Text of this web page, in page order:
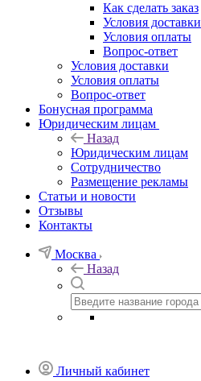
Как сделать заказ
Условия доставки
Условия оплаты
Вопрос-ответ
Условия доставки
Условия оплаты
Вопрос-ответ
Бонусная программа
Юридическим лицам
Назад
Юридическим лицам
Сотрудничество
Размещение рекламы
Статьи и новости
Отзывы
Контакты
Москва
Назад
Личный кабинет